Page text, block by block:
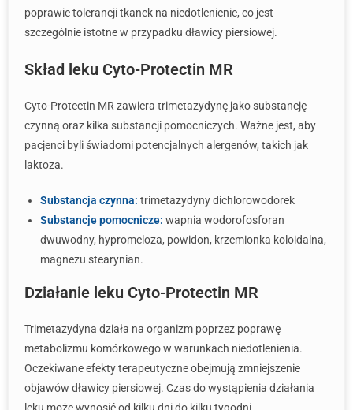
poprawie tolerancji tkanek na niedotlenienie, co jest
szczególnie istotne w przypadku dławicy piersiowej.
Skład leku Cyto-Protectin MR
Cyto-Protectin MR zawiera trimetazydynę jako substancję
czynną oraz kilka substancji pomocniczych. Ważne jest, aby
pacjenci byli świadomi potencjalnych alergenów, takich jak
laktoza.
Substancja czynna: trimetazydyny dichlorowodorek
Substancje pomocnicze: wapnia wodorofosforan
dwuwodny, hypromeloza, powidon, krzemionka koloidalna,
magnezu stearynian.
Działanie leku Cyto-Protectin MR
Trimetazydyna działa na organizm poprzez poprawę
metabolizmu komórkowego w warunkach niedotlenienia.
Oczekiwane efekty terapeutyczne obejmują zmniejszenie
objawów dławicy piersiowej. Czas do wystąpienia działania